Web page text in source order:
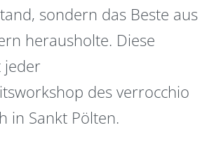
sondern das Beste aus
herausholte. Diese
jeder
des verrocchio
in Sankt Pölten.